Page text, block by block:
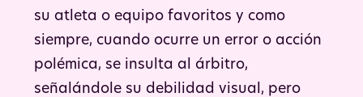
su atleta o equipo favoritos y como
siempre, cuando ocurre un error o acción
polémica, se insulta al árbitro,
señalándole su debilidad visual, pero